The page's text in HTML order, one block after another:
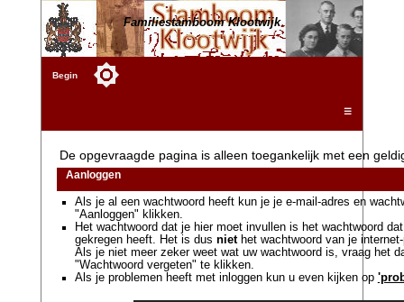
Familiestamboom Klootwijk
Begin
☰
De opgevraagde pagina is alleen toegankelijk met een
Aanloggen
Als je al een wachtwoord heeft kun je je e-mail-adres en
"Aanloggen" klikken.
Het wachtwoord dat je hier moet invullen is het wachtwoord
gekregen heeft. Het is dus niethet wachtwoord van je
Als je niet meer zeker weet wat uw wachtwoord is, vraag het
"Wachtwoord vergeten" te klikken.
Als je problemen heeft met inloggen kun u even kijken op